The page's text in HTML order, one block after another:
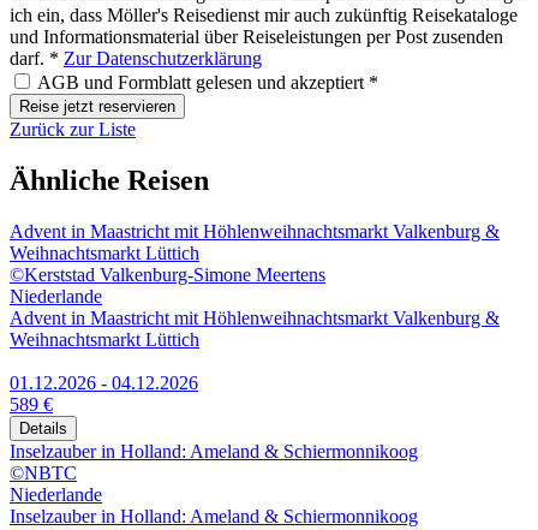
ich ein, dass Möller's Reisedienst mir auch zukünftig Reisekataloge
und Informationsmaterial über Reiseleistungen per Post zusenden
darf. * Zur Datenschutzerklärung
AGB und Formblatt gelesen und akzeptiert *
Reise jetzt reservieren
Zurück zur Liste
Ähnliche Reisen
Advent in Maastricht mit Höhlenweihnachtsmarkt Valkenburg &
Weihnachtsmarkt Lüttich
©Kerststad Valkenburg-Simone Meertens
Niederlande
Advent in Maastricht mit Höhlenweihnachtsmarkt Valkenburg &
Weihnachtsmarkt Lüttich
01.12.2026 - 04.12.2026
589 €
Details
Inselzauber in Holland: Ameland & Schiermonnikoog
©NBTC
Niederlande
Inselzauber in Holland: Ameland & Schiermonnikoog